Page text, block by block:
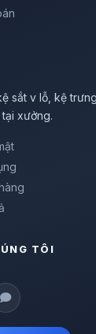
sắt v lỗ, kệ
xưởng.
TÔI